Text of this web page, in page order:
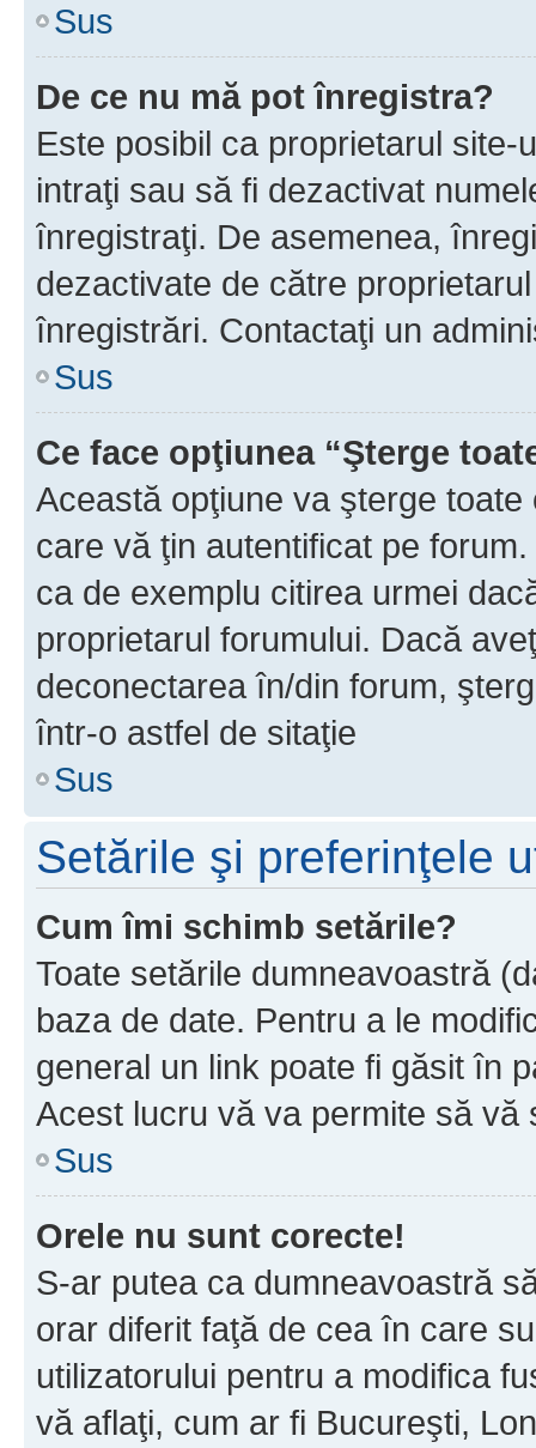
Sus
De ce nu mă pot înregistra?
Este posibil ca proprietarul
intraţi sau să fi dezactivat
înregistraţi. De asemenea,
dezactivate de către
înregistrări. Contactaţi un
Sus
Ce face opţiunea “Şterge
Această opţiune va şterge
care vă ţin autentificat pe
ca de exemplu citirea urmei
proprietarul forumului. Dacă
deconectarea în/din forum,
într-o astfel de sitaţie
Sus
Setările şi preferinţele
Cum îmi schimb setările?
Toate setările dumneavoastră
baza de date. Pentru a le
general un link poate fi găsit în
Acest lucru vă va permite să vă
Sus
Orele nu sunt corecte!
S-ar putea ca dumneavoastră
orar diferit faţă de cea în care
utilizatorului pentru a modifica
vă aflaţi, cum ar fi Bucureşti,